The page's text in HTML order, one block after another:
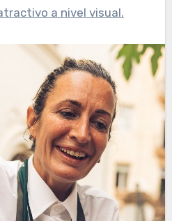
a nivel visual.